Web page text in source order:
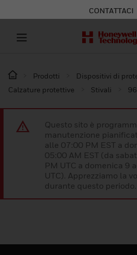
CONTATTACI
Prodotti
Dispositivi di
Calzature protettive
Stivali
Questo sito è
manutenzione
alle 07:00 PM EST a
05:00 AM EST (da
PM UTC a domenica 9
UTC). Apprezziamo la
durante questo periodo.